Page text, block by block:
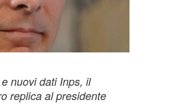
nuovi dati Inps, il
replica al presidente